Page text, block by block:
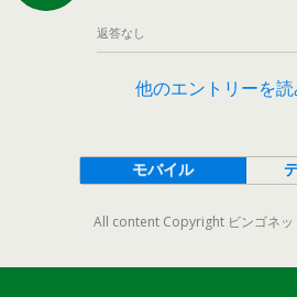
返答なし
他のエントリーを
モバイル
All content Copyright ビンゴネッ